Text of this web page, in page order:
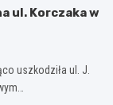
ul. Korczaka w
uszkodziła ul. J.